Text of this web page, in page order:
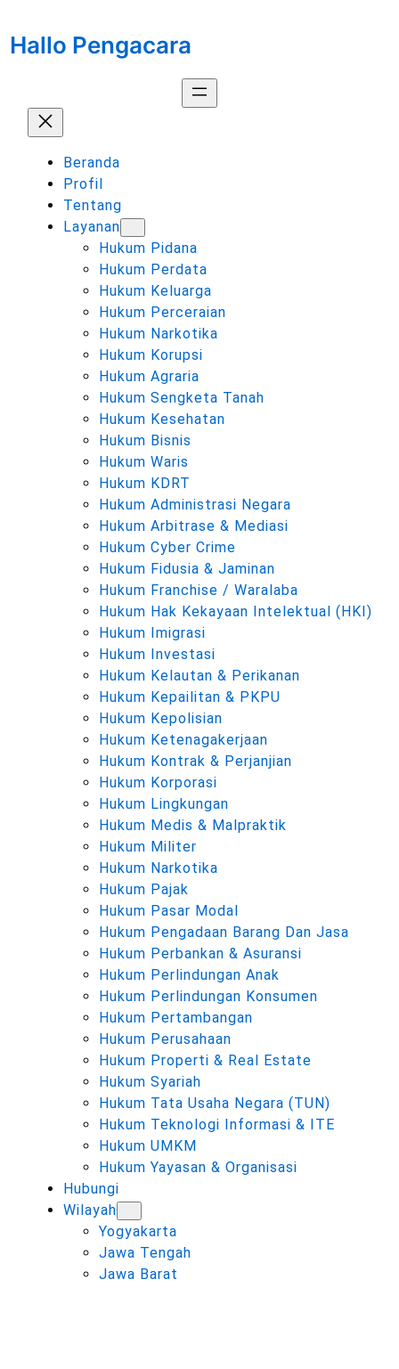
konten
Hallo Pengacara
Beranda
Profil
Tentang
Layanan
Hukum Pidana
Hukum Perdata
Hukum Keluarga
Hukum Perceraian
Hukum Narkotika
Hukum Korupsi
Hukum Agraria
Hukum Sengketa Tanah
Hukum Kesehatan
Hukum Bisnis
Hukum Waris
Hukum KDRT
Hukum Administrasi Negara
Hukum Arbitrase & Mediasi
Hukum Cyber Crime
Hukum Fidusia & Jaminan
Hukum Franchise / Waralaba
Hukum Hak Kekayaan Intelektual (HKI)
Hukum Imigrasi
Hukum Investasi
Hukum Kelautan & Perikanan
Hukum Kepailitan & PKPU
Hukum Kepolisian
Hukum Ketenagakerjaan
Hukum Kontrak & Perjanjian
Hukum Korporasi
Hukum Lingkungan
Hukum Medis & Malpraktik
Hukum Militer
Hukum Narkotika
Hukum Pajak
Hukum Pasar Modal
Hukum Pengadaan Barang Dan Jasa
Hukum Perbankan & Asuransi
Hukum Perlindungan Anak
Hukum Perlindungan Konsumen
Hukum Pertambangan
Hukum Perusahaan
Hukum Properti & Real Estate
Hukum Syariah
Hukum Tata Usaha Negara (TUN)
Hukum Teknologi Informasi & ITE
Hukum UMKM
Hukum Yayasan & Organisasi
Hubungi
Wilayah
Yogyakarta
Jawa Tengah
Jawa Barat